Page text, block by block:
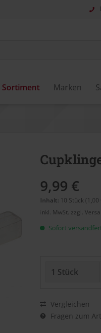
Sortiment Marken
9,99 €
Inhalt: 10 Stück
inkl. MwSt. zzgl.
Sofort
Vergleichen
Fragen zum